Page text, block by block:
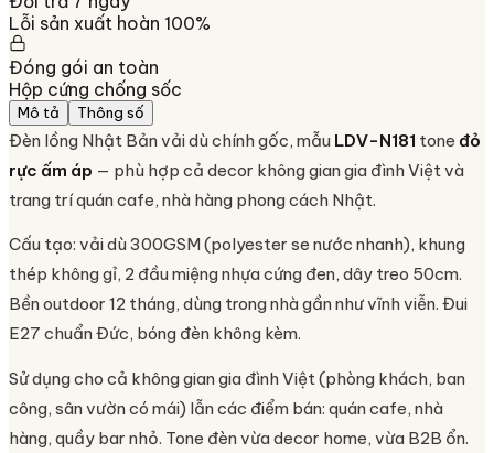
Lỗi sản xuất hoàn 100%
Đóng gói an toàn
Hộp cứng chống sốc
Mô tả Thông số
Đèn lồng Nhật Bản vải dù chính gốc, mẫu LDV-N181 tone đỏ
rực ấm áp — phù hợp cả decor không gian gia đình Việt và
trang trí quán cafe, nhà hàng phong cách Nhật.
Cấu tạo: vải dù 300GSM (polyester se nước nhanh), khung
thép không gỉ, 2 đầu miệng nhựa cứng đen, dây treo 50cm.
Bền outdoor 12 tháng, dùng trong nhà gần như vĩnh viễn. Đui
E27 chuẩn Đức, bóng đèn không kèm.
Sử dụng cho cả không gian gia đình Việt (phòng khách, ban
công, sân vườn có mái) lẫn các điểm bán: quán cafe, nhà
hàng, quầy bar nhỏ. Tone đèn vừa decor home, vừa B2B ổn.